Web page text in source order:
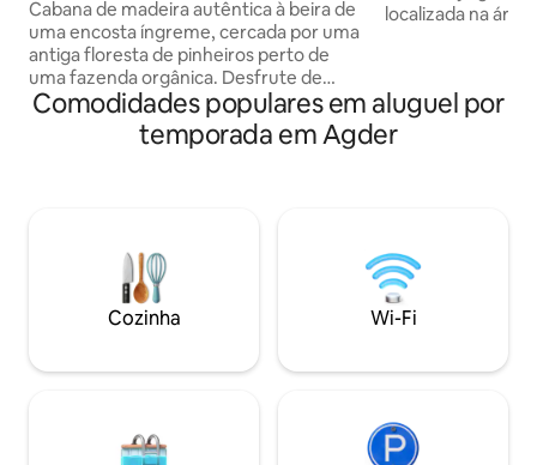
Cabana de madeira autêntica à beira de
uma encosta íngreme, cercada por uma
antiga floresta de pinheiros perto de
uma fazenda orgânica. Desfrute de
vistas panorâmicas das copas das
árvores e do vale a partir de uma
banheira de hidromassagem a lenha ou
metros, e um teleférico transporta
lenha até a cabana. A Cliff Cabin leva
você de volta no tempo em uma casa na
árvore de 50 m² que acomoda até 7
hospedagem única espera por você
localizada na área
min do centro de
curta distância a
montanha).
desfrutar da sua
bem-vindo :)
Comodidades populares em aluguel por
temporada em Agder
Cozinha Wi-Fi